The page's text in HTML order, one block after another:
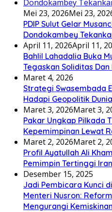
Mei 23, 2026Mei 23,
PDIP Sulut Gelar
Dondokambey
April 11, 2026April 11,
Bahlil Lahadalia Buka
Tegaskan Soliditas
Maret 4, 2026
Strategi Swasembada
Hadapi Geopolitik Dunia
Maret 3, 2026Maret 3,
Pakar Ungkap Pilkada
Kepemimpinan Lewat
Maret 2, 2026Maret 2,
Profil Ayatullah Ali
Pemimpin Tertinggi Iran
Desember 15, 2025
Jadi Pembicara Kunci
Menteri Nusron:
Mengurangi Kemiskinan